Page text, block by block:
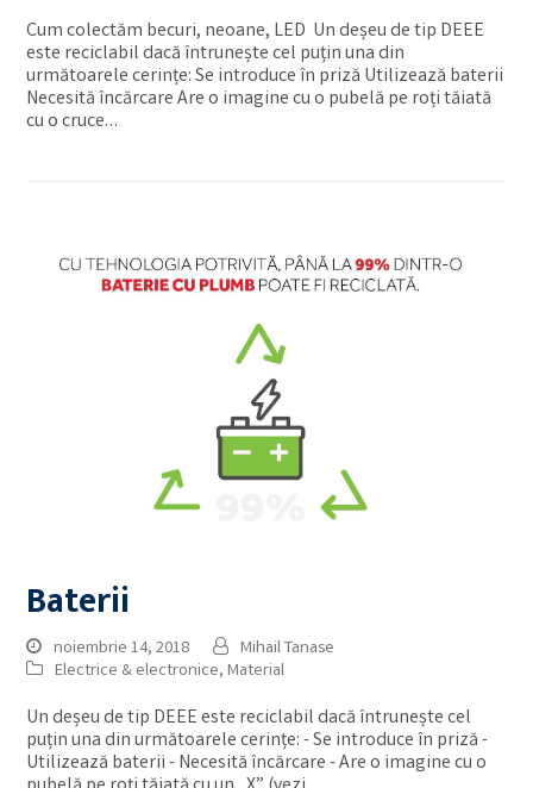
Cum colectăm becuri, neoane, LED Un deșeu de tip DEEE
este reciclabil dacă întrunește cel puțin una din
următoarele cerințe: Se introduce în priză Utilizează baterii
Necesită încărcare Are o imagine cu o pubelă pe roți tăiată
cu o cruce…
Baterii
noiembrie 14, 2018
Mihail Tanase
Electrice & electronice,Material
Un deșeu de tip DEEE este reciclabil dacă întrunește cel
puțin una din următoarele cerințe: - Se introduce în priză -
Utilizează baterii - Necesită încărcare - Are o imagine cu o